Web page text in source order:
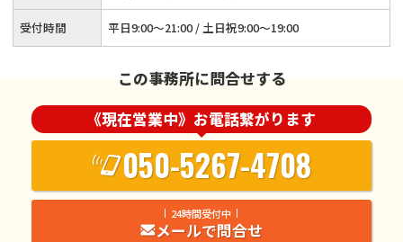
受付時間 平日9:00～21:00 / 土日祝9:00～19:00
この事務所に問合せする
《現在営業中》お電話繋がります
050-5267-4708
24時間受付中
メールで問合せ